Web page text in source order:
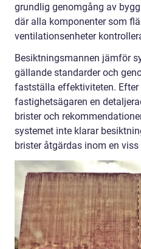
grundlig genomgång av
där alla komponenter som
ventilationsenheter
Besiktningsmannen jämför
gällande standarder och
fastställa effektiviteten. Efter
fastighetsägaren en
brister och
systemet inte klarar
brister åtgärdas inom en